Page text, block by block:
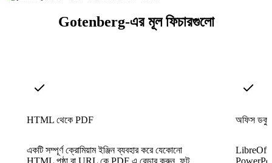
Gotenberg-এর মূল ফিচারগুলো
HTML থেকে PDF
একটি সম্পূর্ণ ক্রোমিয়াম ইঞ্জিন ব্যবহার করে যেকোনো
HTML পৃষ্ঠা বা URL কে PDF এ রেন্ডার করুন, ফন্ট,
অফিস